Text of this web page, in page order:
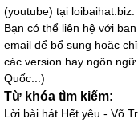
(youtube) tại loibaihat.biz.
Bạn có thể liên hệ với
email để bổ sung hoặc
các version hay ngôn
Quốc...)
Từ khóa tìm kiếm:
Lời bài hát Hết yêu - Võ